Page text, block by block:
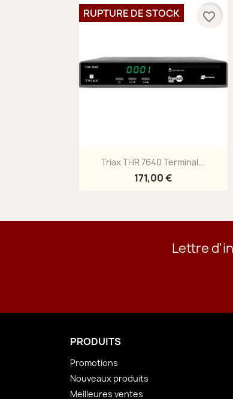
Aperçu rapide
Triax THR 7640 Terminal...
171,00 €
RUPTURE DE STOCK favorite_border
Lettre
PRODUITS
Promotions
Nouveaux produits
Meilleures ventes